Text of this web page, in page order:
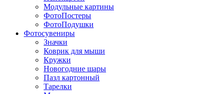
Модульные картины
ФотоПостеры
ФотоПодушки
Фотоcувениры
Значки
Коврик для мыши
Кружки
Новогодние шары
Пазл картонный
Тарелки